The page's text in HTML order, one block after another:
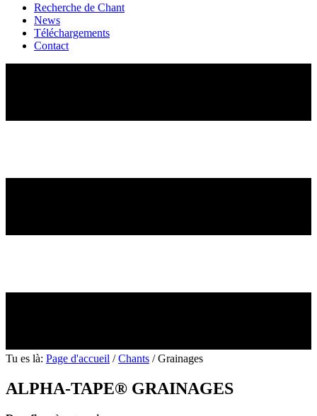
Recherche de Chant
News
Téléchargements
Contact
Tu es là: Page d'accueil /Chants /Grainages
ALPHA-TAPE® GRAINAGES